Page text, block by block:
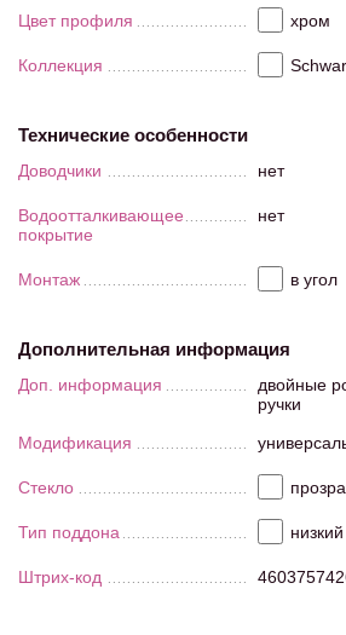
Цвет профиля хром
Коллекция
Технические особенности
Доводчики нет
Водоотталкивающее
покрытие
нет
Монтаж в угол
Дополнительная информация
Доп. информация
двойные
ручки
Модификация
Стекло
Тип поддона низкий
Штрих-код